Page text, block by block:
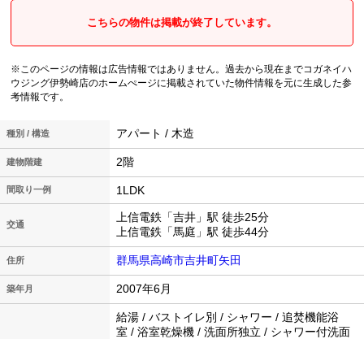
こちらの物件は掲載が終了しています。
※このページの情報は広告情報ではありません。過去から現在までコガネイハ
ウジング伊勢崎店のホームぺージに掲載されていた物件情報を元に生成した参
考情報です。
種別 / 構造 アパート / 木造
建物階建 2階
間取り一例 1LDK
交通
上信電鉄「吉井」駅 徒歩25分
上信電鉄「馬庭」駅 徒歩44分
住所 群馬県高崎市吉井町矢田
築年月 2007年6月
給湯 / バストイレ別 / シャワー / 追焚機能浴
室 / 浴室乾燥機 / 洗面所独立 / シャワー付洗面